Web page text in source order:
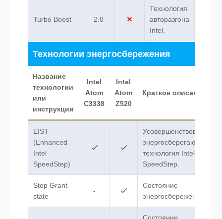
Turbo Boost 2.0
Технология
авторазгона
Intel.
Технологии энергосбережения
Название
технологии
или
инструкции
Intel
Atom
C3338
Intel
Atom
Z520
Краткое описание
EIST
(Enhanced
Intel
SpeedStep)
Усовершенствованная
энергосберегающая
технология Intel
SpeedStep.
Stop Grant
state
-
Состояние
энергосбережения.